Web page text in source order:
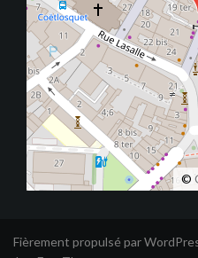
©
Fièrement propulsé par